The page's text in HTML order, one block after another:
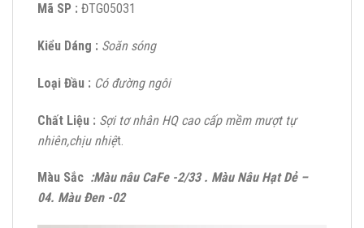
Mã SP : ĐTG05031
Kiểu Dáng : Soăn sóng
Loại Đầu : Có đường ngôi
Chất Liệu : Sợi tơ nhân HQ cao cấp mềm mượt tự
nhiên,chịu nhiệt.
Màu Sắc :Màu nâu CaFe -2/33 . Màu Nâu Hạt Dẻ –
04. Màu Đen -02